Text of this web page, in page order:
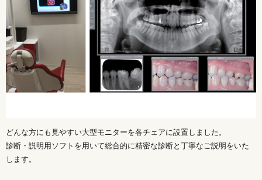
どんな方にも見やすい大型モニターを各チェアに設置しました。
診断・説明用ソフトを用いて総合的に精密な診断と丁寧なご説明をいた
します。